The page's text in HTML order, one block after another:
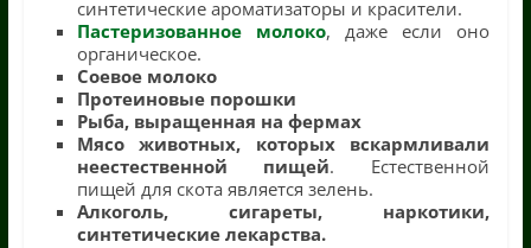
синтетические ароматизаторы и красители.
Пастеризованное молоко, даже если оно
органическое.
Соевое молоко
Протеиновые порошки
Рыба, выращенная на фермах
Мясо животных, которых вскармливали
неестественной пищей. Естественной
пищей для скота является зелень.
Алкоголь, сигареты, наркотики,
синтетические лекарства.